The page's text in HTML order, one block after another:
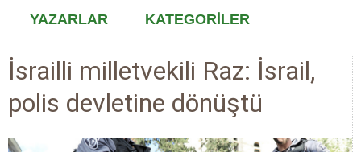
YAZARLAR KATEGORİLER
İsrailli milletvekili Raz: İsrail,
polis devletine dönüştü